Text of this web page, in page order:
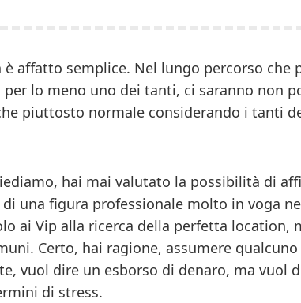
affatto semplice. Nel lungo percorso che
lo meno uno dei tanti, ci saranno non
piuttosto normale considerando i tanti
hai mai valutato la possibilità di
di una figura professionale molto in voga
ai Vip alla ricerca della perfetta location,
Certo, hai ragione, assumere qualcuno
vuol dire un esborso di denaro, ma vuol
di stress.